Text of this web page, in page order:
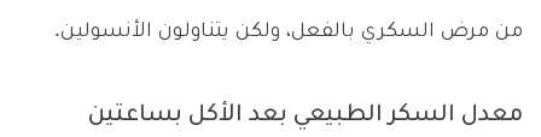
من مرض السكري بالفعل، ولكن يتناولون الأنسولين.
معدل السكر الطبيعي بعد الأكل بساعتين